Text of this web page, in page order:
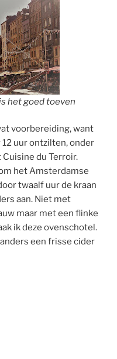
het goed toeven
voorbereiding, want
uur ontzilten, onder
du Terroir.
het Amsterdamse
twaalf uur de kraan
aan. Niet met
maar met een flinke
ik deze ovenschotel.
een frisse cider